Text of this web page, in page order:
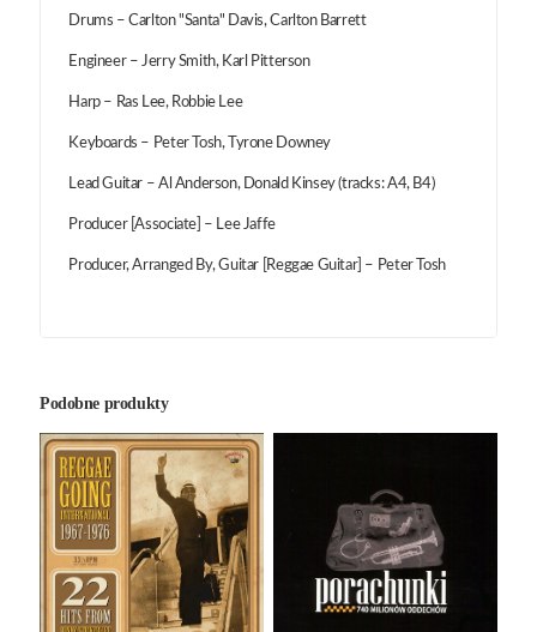
Drums – Carlton "Santa" Davis, Carlton Barrett
Engineer – Jerry Smith, Karl Pitterson
Harp – Ras Lee, Robbie Lee
Keyboards – Peter Tosh, Tyrone Downey
Lead Guitar – Al Anderson, Donald Kinsey (tracks: A4, B4)
Producer [Associate] – Lee Jaffe
Producer, Arranged By, Guitar [Reggae Guitar] – Peter Tosh
Podobne produkty